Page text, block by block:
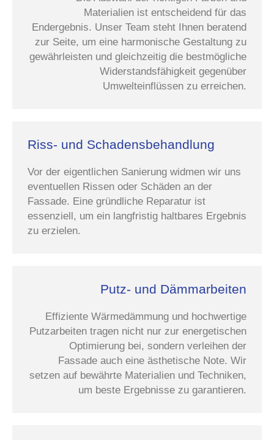
Materialien ist entscheidend für das
Endergebnis. Unser Team steht Ihnen beratend
zur Seite, um eine harmonische Gestaltung zu
gewährleisten und gleichzeitig die bestmögliche
Widerstandsfähigkeit gegenüber
Umwelteinflüssen zu erreichen.
Riss- und Schadensbehandlung
Vor der eigentlichen Sanierung widmen wir uns
eventuellen Rissen oder Schäden an der
Fassade. Eine gründliche Reparatur ist
essenziell, um ein langfristig haltbares Ergebnis
zu erzielen.
Putz- und Dämmarbeiten
Effiziente Wärmedämmung und hochwertige
Putzarbeiten tragen nicht nur zur energetischen
Optimierung bei, sondern verleihen der
Fassade auch eine ästhetische Note. Wir
setzen auf bewährte Materialien und Techniken,
um beste Ergebnisse zu garantieren.